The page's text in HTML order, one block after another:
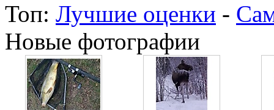
Топ: Лучшие оценки -
Новые фотографии